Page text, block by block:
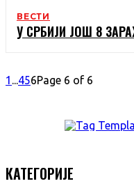
ВЕСТИ
У СРБИЈИ ЈОШ 8
1 ...456Page 6 of 6
КАТЕГОРИЈЕ